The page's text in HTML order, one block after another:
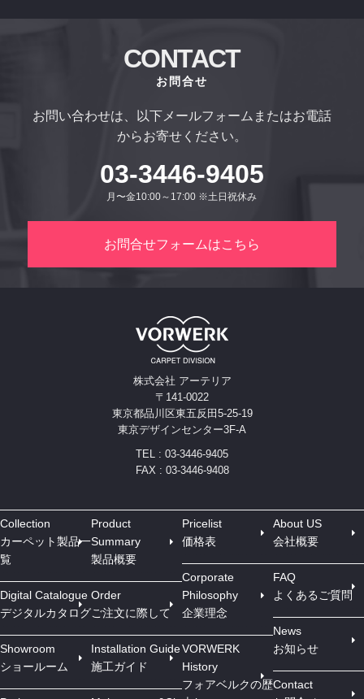
CONTACT
お問合せ
お問い合わせは、以下メールフォームまたはお電話
からお寄せください。
03-3446-9405
月〜金10:00～17:00 ※土日祝休み
お問合せフォームはこちら
株式会社 アーテリア
〒141-0022
東京都品川区東五反田5-25-19
東京デザインセンター3F-A
TEL : 03-3446-9405
FAX : 03-3446-9408
Collection
カーペット製品一
覧
Digital Catalogue
デジタルカタログ
Showroom
ショールーム
Product
Summary
製品概要
Order
ご注文に際して
Installation Guide
施工ガイド
Pricelist
価格表
Corporate
Philosophy
企業理念
VORWERK
History
フォアベルクの歴
About US
会社概要
FAQ
よくあるご質問
News
お知らせ
Contact